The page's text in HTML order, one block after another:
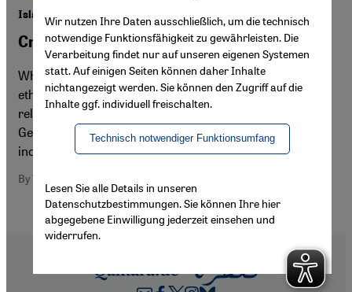
Islamophobia
Criticism of religion? Blatant racism!
What a contradiction in terms! Thanks to the growing
ethnicisation of religious affiliation and the
religionisation of ethnicity, being both Muslim and
German is often presented as something wholly
incompatible. By Yasemin Shooman
By Yasemin Shooman
Wir nutzen Ihre Daten ausschließlich, um die technisch
notwendige Funktionsfähigkeit zu gewährleisten. Die
Verarbeitung findet nur auf unseren eigenen Systemen
statt. Auf einigen Seiten können daher Inhalte
nichtangezeigt werden. Sie können den Zugriff auf die
Inhalte ggf. individuell freischalten.
Technisch notwendiger Funktionsumfang
Lesen Sie alle Details in unseren
Datenschutzbestimmungen. Sie können Ihre hier
abgegebene Einwilligung jederzeit einsehen und
widerrufen.